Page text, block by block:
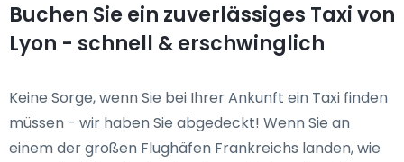
Buchen Sie ein zuverlässiges Taxi von
Lyon - schnell & erschwinglich
Keine Sorge, wenn Sie bei Ihrer Ankunft ein Taxi finden
müssen - wir haben Sie abgedeckt! Wenn Sie an
einem der großen Flughäfen Frankreichs landen, wie